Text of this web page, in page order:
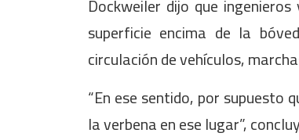
Dockweiler dijo que
superficie encima de la
circulación de vehículos,
“En ese sentido, por supuesto
la verbena en ese lugar”,